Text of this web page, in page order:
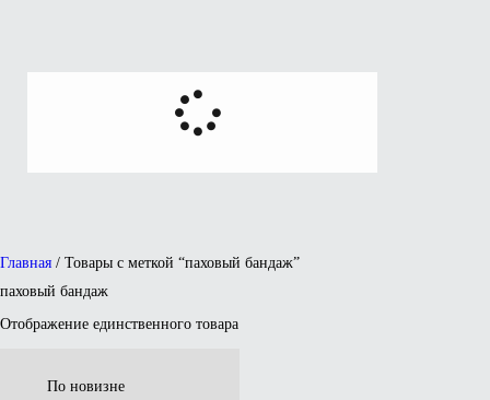
Главная / Товары с меткой “паховый бандаж”
паховый бандаж
Отображение единственного товара